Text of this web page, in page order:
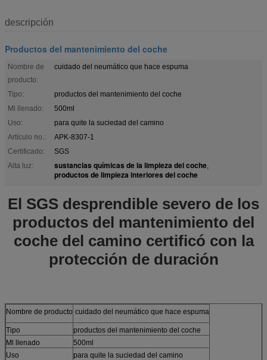
descripción
Productos del mantenimiento del coche
Nombre de
producto:
cuidado del neumático que hace espuma
Tipo:
productos del mantenimiento del coche
Ml llenado:
500ml
Uso:
para quite la suciedad del camino
Artículo no.:
APK-8307-1
Certificado:
SGS
Alta luz:
sustancias químicas de la limpieza del coche,
productos de limpieza interiores del coche
El SGS desprendible severo de los
productos del mantenimiento del
coche del camino certificó con la
protección de duración
Nombre de producto cuidado del neumático que hace espuma
Tipo
productos del mantenimiento del coche
Ml llenado
500ml
Uso
para quite la suciedad del camino